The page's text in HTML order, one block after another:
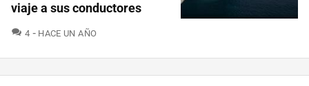
viaje a sus conductores
4 COMENTARIOS
HACE UN AÑO